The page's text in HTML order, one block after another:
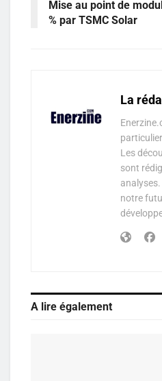
Mise au point de
% par TSMC Solar
La
Les
sont
notre
A lire également